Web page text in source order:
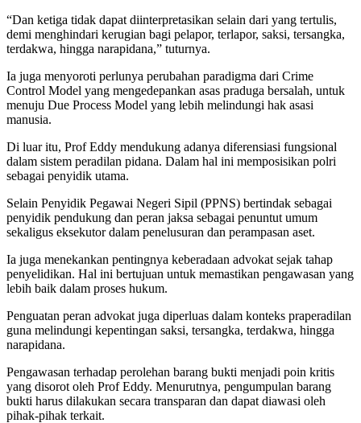
“Dan ketiga tidak dapat diinterpretasikan selain dari yang tertulis,
demi menghindari kerugian bagi pelapor, terlapor, saksi, tersangka,
terdakwa, hingga narapidana,” tuturnya.
Ia juga menyoroti perlunya perubahan paradigma dari Crime
Control Model yang mengedepankan asas praduga bersalah, untuk
menuju Due Process Model yang lebih melindungi hak asasi
manusia.
Di luar itu, Prof Eddy mendukung adanya diferensiasi fungsional
dalam sistem peradilan pidana. Dalam hal ini memposisikan polri
sebagai penyidik utama.
Selain Penyidik Pegawai Negeri Sipil (PPNS) bertindak sebagai
penyidik pendukung dan peran jaksa sebagai penuntut umum
sekaligus eksekutor dalam penelusuran dan perampasan aset.
Ia juga menekankan pentingnya keberadaan advokat sejak tahap
penyelidikan. Hal ini bertujuan untuk memastikan pengawasan yang
lebih baik dalam proses hukum.
Penguatan peran advokat juga diperluas dalam konteks praperadilan
guna melindungi kepentingan saksi, tersangka, terdakwa, hingga
narapidana.
Pengawasan terhadap perolehan barang bukti menjadi poin kritis
yang disorot oleh Prof Eddy. Menurutnya, pengumpulan barang
bukti harus dilakukan secara transparan dan dapat diawasi oleh
pihak-pihak terkait.